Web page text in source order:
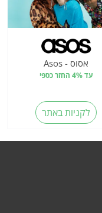
אסוס - Asos
עד 4% החזר כספי
לקניות באתר